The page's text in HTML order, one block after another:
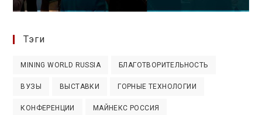
Тэги
MINING WORLD RUSSIA БЛАГОТВОРИТЕЛЬНОСТЬ
ВУЗЫ ВЫСТАВКИ ГОРНЫЕ ТЕХНОЛОГИИ
КОНФЕРЕНЦИИ МАЙНЕКС РОССИЯ